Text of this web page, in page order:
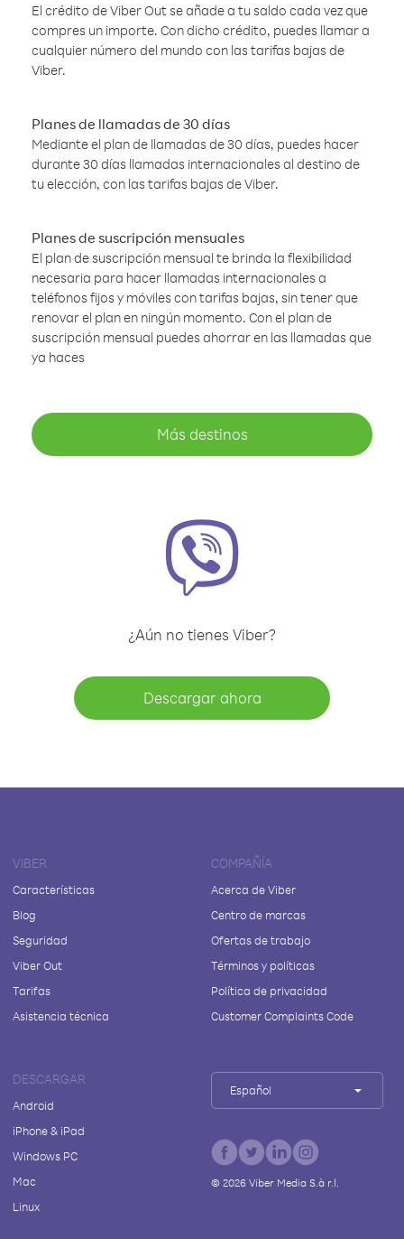
El crédito de Viber Out se añade a tu saldo cada vez que
compres un importe. Con dicho crédito, puedes llamar a
cualquier número del mundo con las tarifas bajas de
Viber.
Planes de llamadas de 30 días
Mediante el plan de llamadas de 30 días, puedes hacer
durante 30 días llamadas internacionales al destino de
tu elección, con las tarifas bajas de Viber.
Planes de suscripción mensuales
El plan de suscripción mensual te brinda la flexibilidad
necesaria para hacer llamadas internacionales a
teléfonos fijos y móviles con tarifas bajas, sin tener que
renovar el plan en ningún momento. Con el plan de
suscripción mensual puedes ahorrar en las llamadas que
ya haces
Más destinos
¿Aún no tienes Viber?
Descargar ahora
VIBER
Características
Blog
Seguridad
Viber Out
Tarifas
Asistencia técnica
COMPAÑÍA
Acerca de Viber
Centro de marcas
Ofertas de trabajo
Términos y políticas
Política de privacidad
Customer Complaints Code
DESCARGAR
Android
iPhone & iPad
Windows PC
Mac
Linux
Español
© 2026Viber Media S.à r.l.